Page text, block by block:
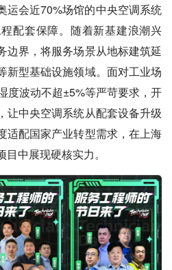
运会近70%场馆的中央空调系统
配套保障。随着新基建浪潮兴
边界，将服务场景从地标建筑延
新型基础设施领域。面对工业场
波动不超±5%等严苛要求，开
让中央空调系统从配套设备升级
适配国家产业转型需求，在上海
中展现硬核实力。